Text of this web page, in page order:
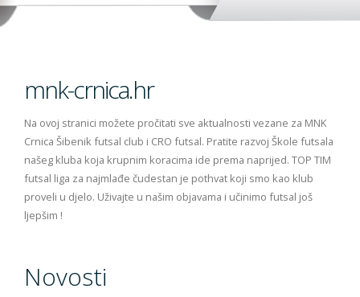
mnk-crnica.hr
Na ovoj stranici možete pročitati sve aktualnosti vezane za MNK
Crnica Šibenik futsal club i CRO futsal. Pratite razvoj Škole futsala
našeg kluba koja krupnim koracima ide prema naprijed. TOP TIM
futsal liga za najmlađe čudestan je pothvat koji smo kao klub
proveli u djelo. Uživajte u našim objavama i učinimo futsal još
ljepšim !
Novosti